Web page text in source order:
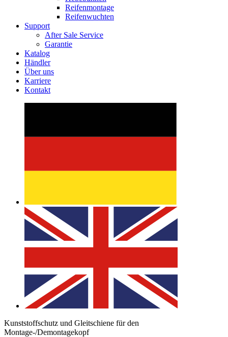
Reifenmontage
Reifenwuchten
Support
After Sale Service
Garantie
Katalog
Händler
Über uns
Karriere
Kontakt
Kunststoffschutz und Gleitschiene für den
Montage-/Demontagekopf